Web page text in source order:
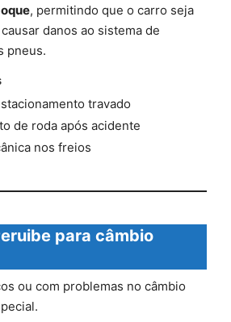
, permitindo que o carro seja
danos ao sistema de
pneus.
travado
de roda após acidente
nos freios
para câmbio
ou com problemas no câmbio